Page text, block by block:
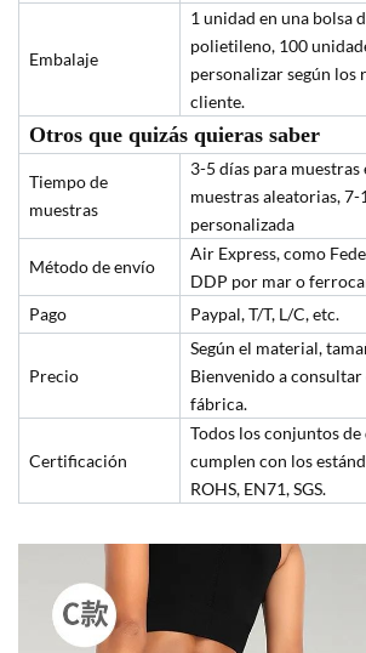
Embalaje
1 unidad en una bolsa
polietileno, 100
personalizar según los
cliente.
Otros que quizás quieras saber
Tiempo de
muestras
3-5 días para muestras
muestras aleatorias, 7-
personalizada
Método de envío
Air Express, como
DDP por mar o
Pago
Paypal, T/T, L/C, etc.
Precio
Según el material,
Bienvenido a
fábrica.
Certificación
Todos los conjuntos de
cumplen con los
ROHS, EN71, SGS.